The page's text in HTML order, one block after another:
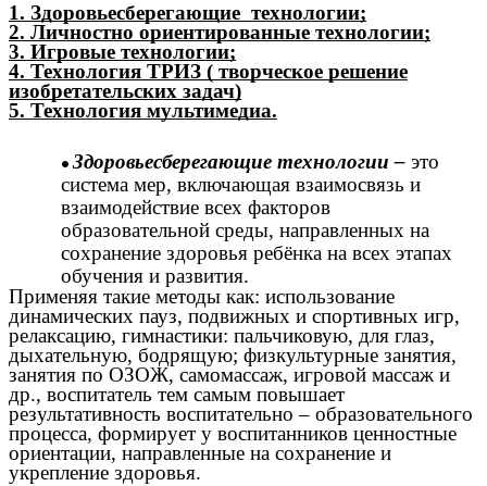
1. Здоровьесберегающие технологии;
2. Личностно ориентированные технологии;
3. Игровые технологии;
4. Технология ТРИЗ ( творческое решение
изобретательских задач)
5. Технология мультимедиа.
Здоровьесберегающие технологии – это
система мер, включающая взаимосвязь и
взаимодействие всех факторов
образовательной среды, направленных на
сохранение здоровья ребёнка на всех этапах
обучения и развития.
Применяя такие методы как: использование
динамических пауз, подвижных и спортивных игр,
релаксацию, гимнастики: пальчиковую, для глаз,
дыхательную, бодрящую; физкультурные занятия,
занятия по ОЗОЖ, самомассаж, игровой массаж и
др., воспитатель тем самым повышает
результативность воспитательно – образовательного
процесса, формирует у воспитанников ценностные
ориентации, направленные на сохранение и
укрепление здоровья.